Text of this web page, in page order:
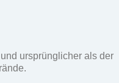
ursprünglicher als der